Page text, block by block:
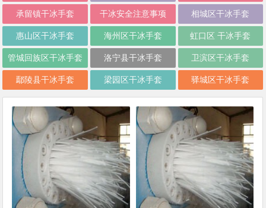
承留镇干冰手套 干冰安全注意事项 相城区干冰手套
惠山区干冰手套 海州区干冰手套 虹口区 干冰手套
管城回族区干冰手套 洛宁县干冰手套 卫滨区干冰手套
鄢陵县干冰手套 梁园区干冰手套 驿城区干冰手套